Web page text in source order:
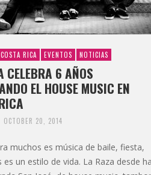
COSTA RICA EVENTOS NOTICIAS
CELEBRA 6 AÑOS
EL HOUSE MUSIC EN
OCTOBER 20, 2014
muchos es música de baile, fiesta,
un estilo de vida. La Raza desde